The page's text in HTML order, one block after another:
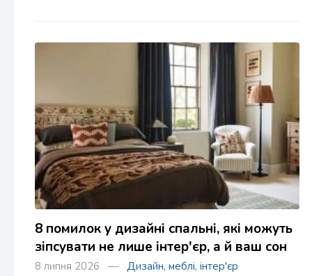
8 помилок у дизайні спальні, які можуть
зіпсувати не лише інтер'єр, а й ваш сон
8 липня 2026 — Дизайн, меблі, інтер'єр